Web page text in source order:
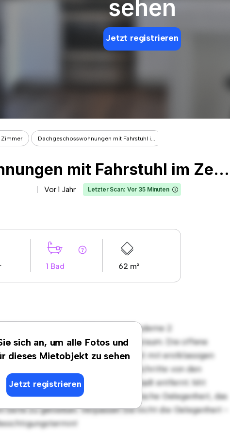
sehen
Jetzt registrieren
Zimmer Dachgeschosswohnungen mit Fahrstuhl i...
Dachgeschosswohnungen mit Fahrstuhl im Zentrum
Vor 1 Jahr Letzter Scan: Vor 35 Minuten
1 Bad 62 m²
sich an, um alle Fotos und
dieses Mietobjekt zu sehen
Jetzt registrieren
Rückzugsort in Iserlohn! Diese moderne 2
stilvollen und gemütlichen Lebensraum. Die offene
Gäste, und die elegante Küche ist mit erstklassigen
Lage sind Sie nur wenige Schritte von den
Unterhaltungsmöglichkeiten der Stadt entfernt. Mit
ist diese Wohnung eine fantastische Gelegenheit, das
zu genießen. Verpassen Sie nicht die Gelegenheit -